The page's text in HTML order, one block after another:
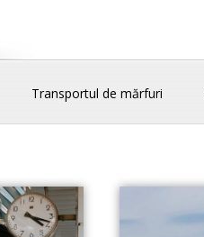
Transportul de mărfuri